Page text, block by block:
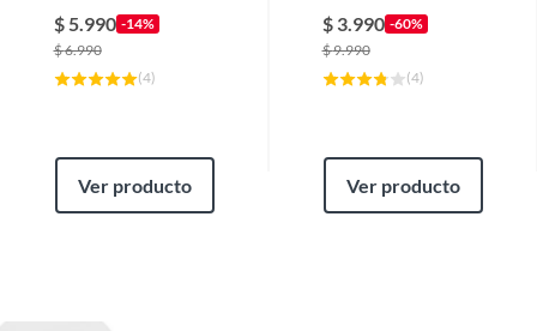
mensaje para coordinar la entrega.
$5.990 -14%
$6.990
(4)
Ver producto
$ 3.990 -60%
$9.990
(4)
Ver producto